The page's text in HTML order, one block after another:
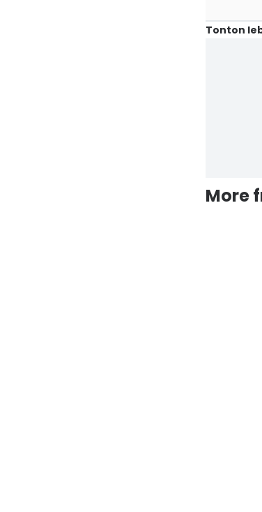
Tonton
More